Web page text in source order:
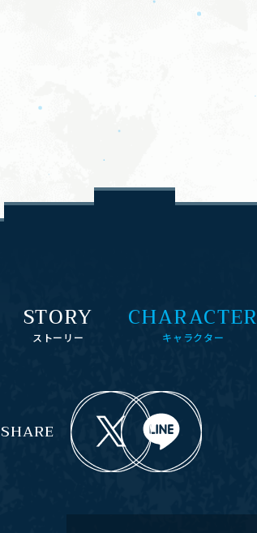
STORY
ストーリー
CHARACTER
キャラクター
SHARE